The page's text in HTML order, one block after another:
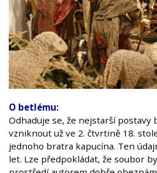
O betlému:
Odhaduje se, že nejstarší postavy
vzniknout už ve 2. čtvrtině 18.
jednoho bratra kapucína. Ten
let. Lze předpokládat, že soubor